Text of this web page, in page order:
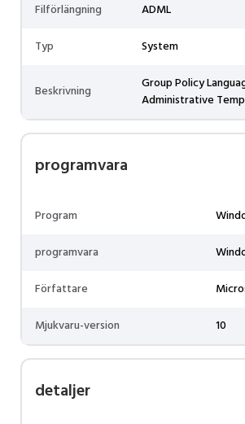
Filförlängning
ADML
Typ
System
Beskrivning
Group Policy
Administrative
programvara
Program
programvara
Författare
Mjukvaru-version
10
detaljer